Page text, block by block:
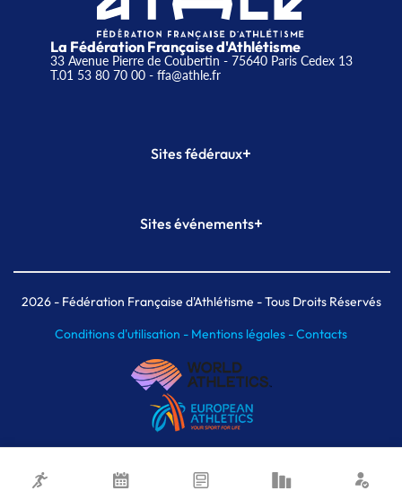
La Fédération Française d'Athlétisme
33 Avenue Pierre de Coubertin - 75640 Paris Cedex 13
T.01 53 80 70 00- ffa@athle.fr
Sites fédéraux+
Plateforme Formation
Sites événements+
Meeting de Paris indoor
MAIF Ekiden de Paris
2026- Fédération Française d'Athlétisme - Tous Droits Réservés
Conditions d'utilisation - Mentions légales -Contacts